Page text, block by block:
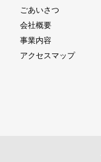
ごあいさつ
会社概要
事業内容
アクセスマップ